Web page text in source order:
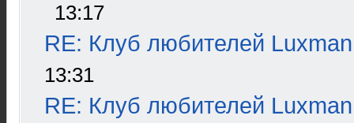
13:17
RE: Клуб любителей Luxman
13:31
RE: Клуб любителей Luxman